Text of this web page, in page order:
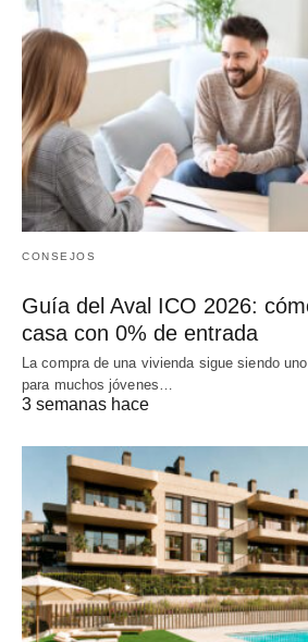
CONSEJOS
Guía del Aval ICO 2026:
casa con 0% de entrada
La compra de una vivienda sigue siendo
para muchos jóvenes…
3 semanas hace